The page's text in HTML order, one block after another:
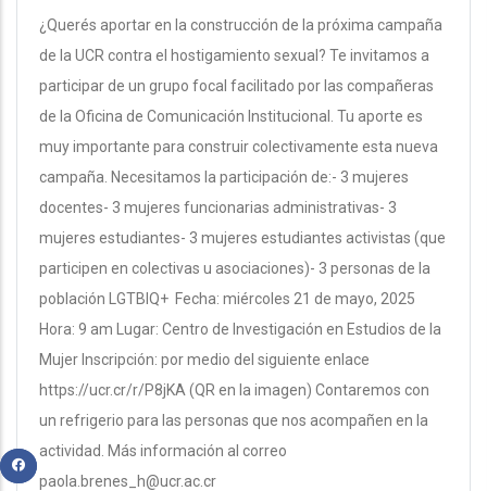
¿Querés aportar en la construcción de la próxima campaña
de la UCR contra el hostigamiento sexual? Te invitamos a
participar de un grupo focal facilitado por las compañeras
de la Oficina de Comunicación Institucional. Tu aporte es
muy importante para construir colectivamente esta nueva
campaña. Necesitamos la participación de:- 3 mujeres
docentes- 3 mujeres funcionarias administrativas- 3
mujeres estudiantes- 3 mujeres estudiantes activistas (que
participen en colectivas u asociaciones)- 3 personas de la
población LGTBIQ+ Fecha: miércoles 21 de mayo, 2025
Hora: 9 am Lugar: Centro de Investigación en Estudios de la
Mujer Inscripción: por medio del siguiente enlace
https://ucr.cr/r/P8jKA (QR en la imagen) Contaremos con
un refrigerio para las personas que nos acompañen en la
actividad. Más información al correo
paola.brenes_h@ucr.ac.cr